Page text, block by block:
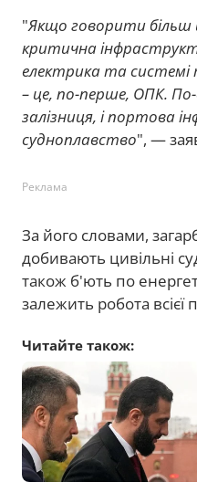
"Якщо говорити
критична
електрика та
– це, по-перше, ОПК. По-
залізниця, і портова
судноплавство", —
Реклама
За його словами,
добивають цивільні
також б'ють по
залежить робота всієї
Читайте також: